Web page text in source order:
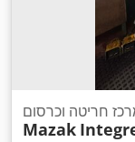
Mazak